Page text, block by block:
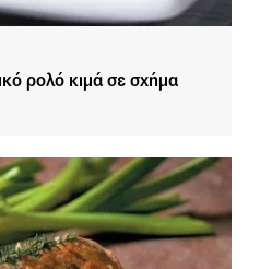
ρολό κιμά σε σχήμα